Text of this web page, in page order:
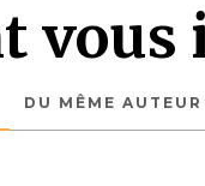
vous
DU MÊME AUTEUR